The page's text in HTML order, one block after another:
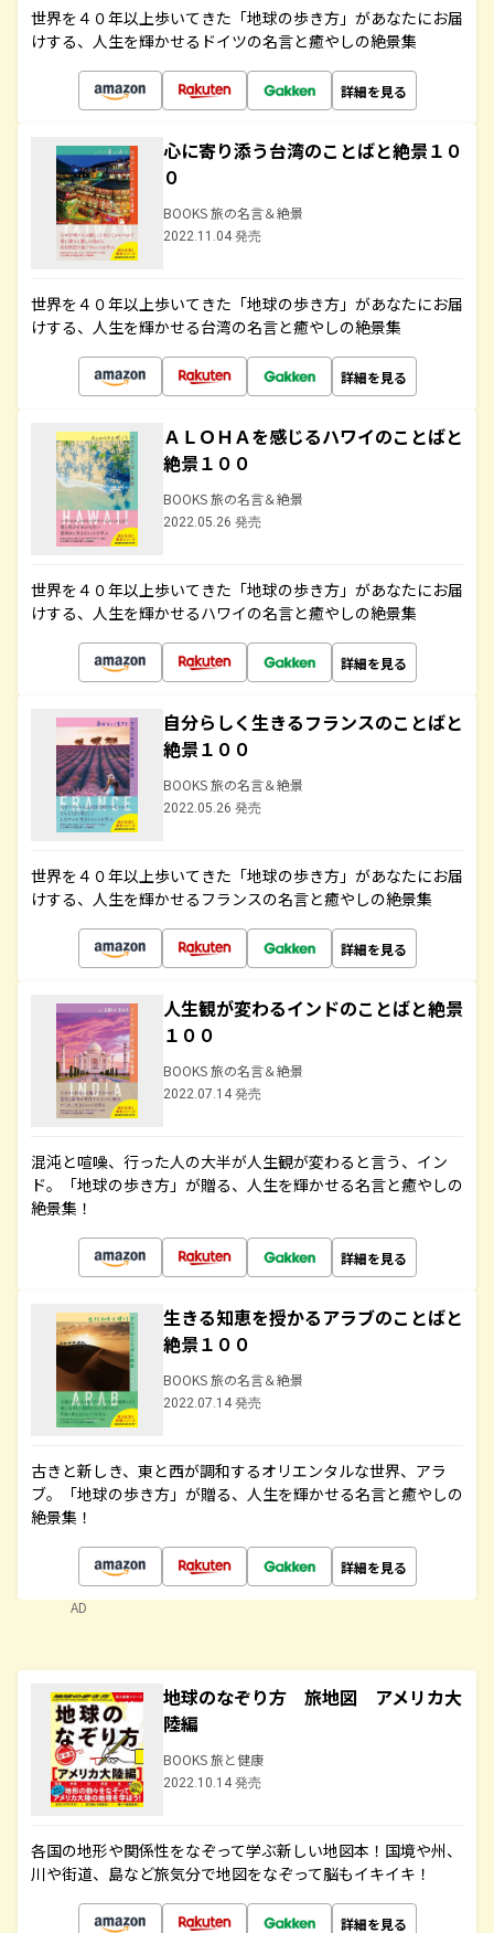
世界を４０年以上歩いてきた「地球の歩き方」があなたにお届
けする、人生を輝かせるドイツの名言と癒やしの絶景集
詳細を見る
心に寄り添う台湾のことばと絶景１０
０
BOOKS 旅の名言＆絶景
2022.11.04 発売
世界を４０年以上歩いてきた「地球の歩き方」があなたにお届
けする、人生を輝かせる台湾の名言と癒やしの絶景集
詳細を見る
ＡＬＯＨＡを感じるハワイのことばと
絶景１００
BOOKS 旅の名言＆絶景
2022.05.26 発売
世界を４０年以上歩いてきた「地球の歩き方」があなたにお届
けする、人生を輝かせるハワイの名言と癒やしの絶景集
詳細を見る
自分らしく生きるフランスのことばと
絶景１００
BOOKS 旅の名言＆絶景
2022.05.26 発売
世界を４０年以上歩いてきた「地球の歩き方」があなたにお届
けする、人生を輝かせるフランスの名言と癒やしの絶景集
詳細を見る
人生観が変わるインドのことばと絶景
１００
BOOKS 旅の名言＆絶景
2022.07.14 発売
混沌と喧噪、行った人の大半が人生観が変わると言う、イン
ド。「地球の歩き方」が贈る、人生を輝かせる名言と癒やしの
絶景集！
詳細を見る
生きる知恵を授かるアラブのことばと
絶景１００
BOOKS 旅の名言＆絶景
2022.07.14 発売
古きと新しき、東と西が調和するオリエンタルな世界、アラ
ブ。「地球の歩き方」が贈る、人生を輝かせる名言と癒やしの
絶景集！
詳細を見る
AD
地球のなぞり方 旅地図 アメリカ大
陸編
BOOKS 旅と健康
2022.10.14 発売
各国の地形や関係性をなぞって学ぶ新しい地図本！国境や州、
川や街道、島など旅気分で地図をなぞって脳もイキイキ！
詳細を見る